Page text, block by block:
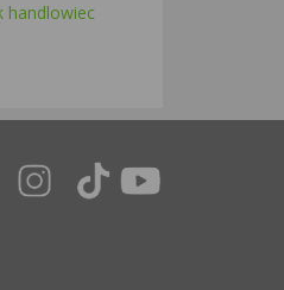
handlowiec